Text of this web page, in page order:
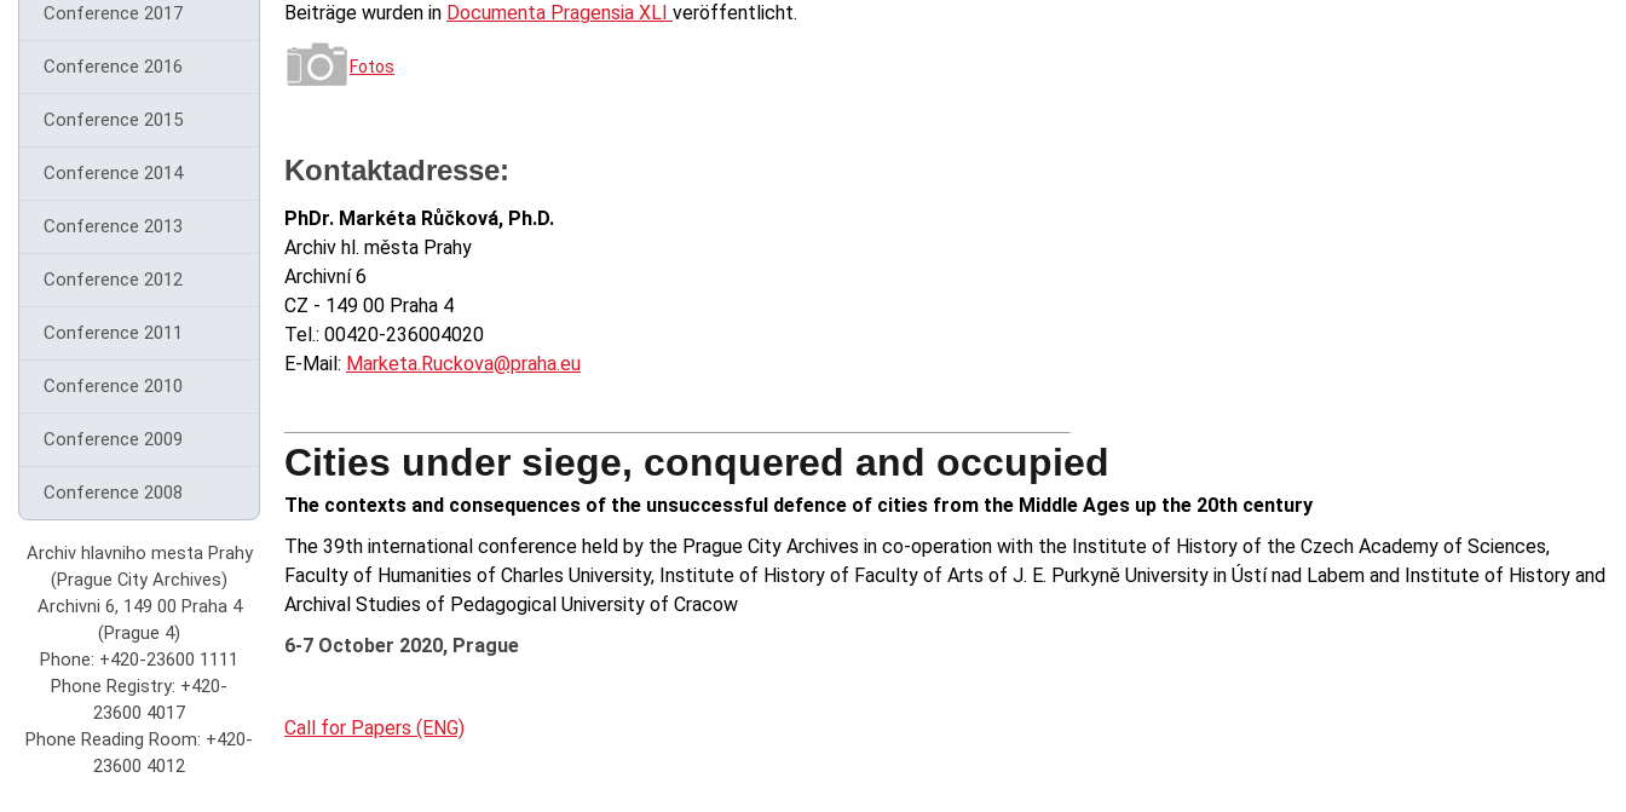
Conference 2017
Conference 2016
Conference 2015
Conference 2014
Conference 2013
Conference 2012
Conference 2011
Conference 2010
Conference 2009
Conference 2008
Archiv hlavniho mesta Prahy
(Prague City Archives)
Archivni 6, 149 00 Praha 4
(Prague 4)
Phone: +420-23600 1111
Phone Registry: +420-
23600 4017
Phone Reading Room: +420-
23600 4012
Beiträge wurden in Documenta Pragensia XLI veröffentlicht.
Fotos
Kontaktadresse:
PhDr. Markéta Růčková, Ph.D.
Archiv hl. města Prahy
Archivní 6
CZ - 149 00 Praha 4
Tel.: 00420-236004020
E-Mail: Marketa.Ruckova@praha.eu
Cities under siege, conquered and occupied
The contexts and consequences of the unsuccessful defence of cities from the Middle Ages up the 20th century
The 39th international conference held by the Prague City Archives in co-operation with the Institute of History of the Czech Academy of Sciences,
Faculty of Humanities of Charles University, Institute of History of Faculty of Arts of J. E. Purkyně University in Ústí nad Labem and Institute of History and
Archival Studies of Pedagogical University of Cracow
6-7 October 2020, Prague
Call for Papers (ENG)